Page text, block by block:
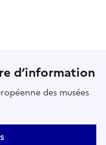
conçu
pour les
dans leur
d’information
des musées